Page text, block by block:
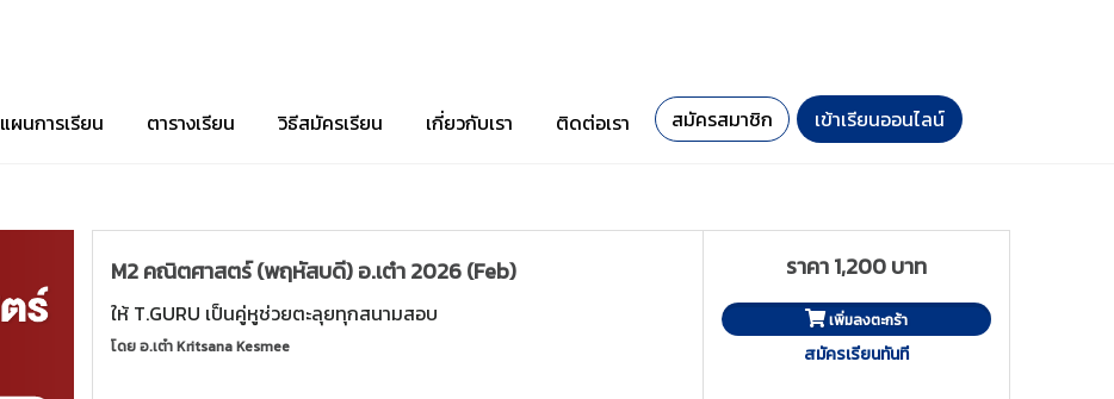
แผนการเรียน ตารางเรียน วิธีสมัครเรียน เกี่ยวกับเรา ติดต่อเรา สมัครสมาชิก เข้าเรียนออนไลน์
M2 คณิตศาสตร์ (พฤหัสบดี) อ.เต๋า 2026 (Feb)
ให้ T.GURU เป็นคู่หูช่วยตะลุยทุกสนามสอบ
โดยอ.เต๋า Kritsana Kesmee
ราคา 1,200 บาท
เพิ่มลงตะกร้า
สมัครเรียนทันที